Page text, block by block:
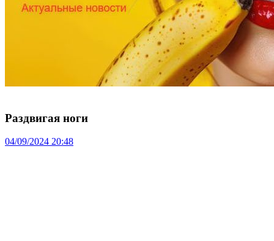
Раздвигая ноги
04/09/2024 20:48